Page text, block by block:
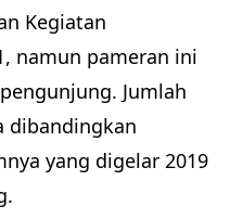
Kegiatan
namun pameran ini
Jumlah
dibandingkan
yang digelar 2019